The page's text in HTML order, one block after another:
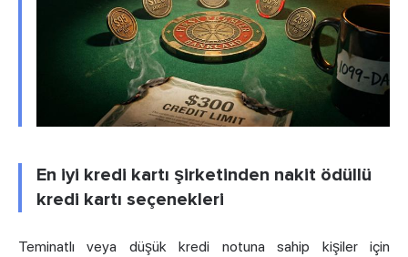
En iyi kredi kartı şirketinden nakit ödüllü
kredi kartı seçenekleri
Teminatlı veya düşük kredi notuna sahip kişiler için